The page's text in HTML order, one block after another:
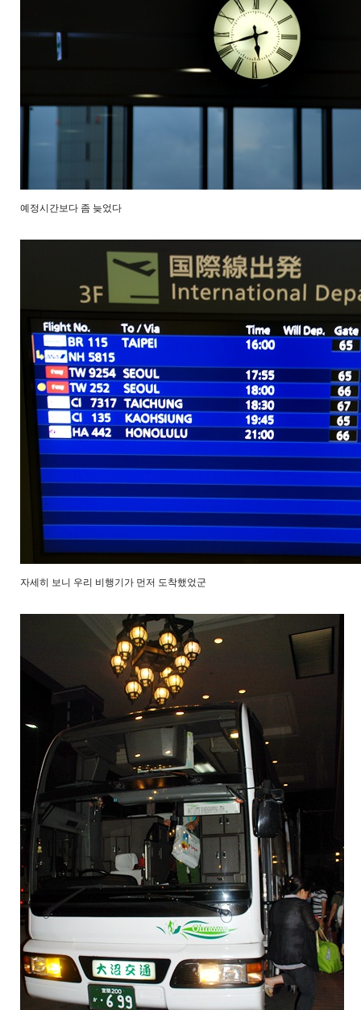
예정시간보다 좀 늦었다
자세히 보니 우리 비행기가 먼저 도착했었군